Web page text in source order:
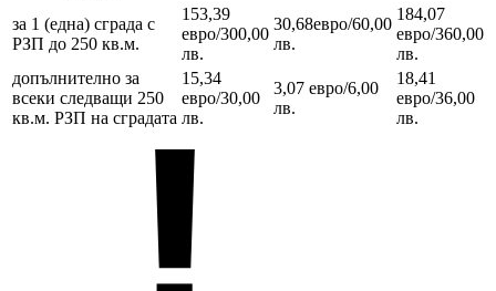
за 1 (една) сграда с
РЗП до 250 кв.м.
153,39
евро/300,00
лв.
30,68евро/60,00
лв.
184,07
евро/360,00
лв.
допълнително за
всеки следващи 250
кв.м. РЗП на сградата
15,34
евро/30,00
лв.
3,07 евро/6,00
лв.
18,41
евро/36,00
лв.